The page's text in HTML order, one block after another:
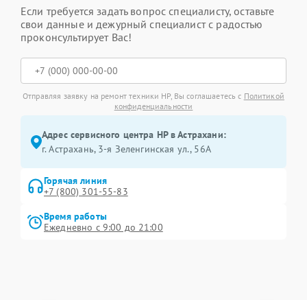
Если требуется задать вопрос специалисту, оставьте
свои данные и дежурный специалист с радостью
проконсультирует Вас!
Отправляя заявку на ремонт техники HP, Вы соглашаетесь с Политикой
конфиденциальности
Адрес сервисного центра HP в Астрахани:
г. Астрахань, 3-я Зеленгинская ул., 56А
Горячая линия
+7 (800) 301-55-83
Время работы
Ежедневно с 9:00 до 21:00